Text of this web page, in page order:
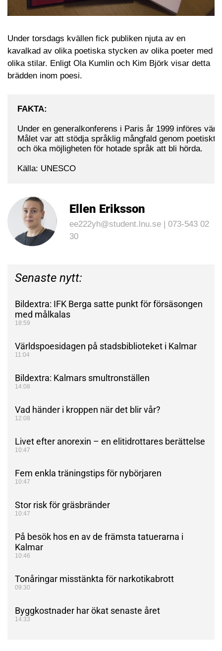
Under torsdags kvällen fick publiken njuta av en
kavalkad av olika poetiska stycken av olika poeter med
olika stilar. Enligt Ola Kumlin och Kim Björk visar detta
brädden inom poesi.
FAKTA:
Under en generalkonferens i Paris år 1999 införes
Målet var att stödja språklig mångfald genom poetiskt
och öka möjligheten för hotade språk att bli hörda.
Källa: UNESCO
Ellen Eriksson
ee222yh@student.lnu.se | 073-543 02
30
Senaste nytt:
Bildextra: IFK Berga satte punkt för försäsongen
med målkalas
18:59
Världspoesidagen på stadsbiblioteket i Kalmar
11:04
Bildextra: Kalmars smultronställen
14:08
Vad händer i kroppen när det blir vår?
12:08
Livet efter anorexin – en elitidrottares berättelse
10:47
Fem enkla träningstips för nybörjaren
10:47
Stor risk för gräsbränder
10:47
På besök hos en av de främsta tatuerarna i
Kalmar
10:46
Tonåringar misstänkta för narkotikabrott
09:30
Byggkostnader har ökat senaste året
14:33